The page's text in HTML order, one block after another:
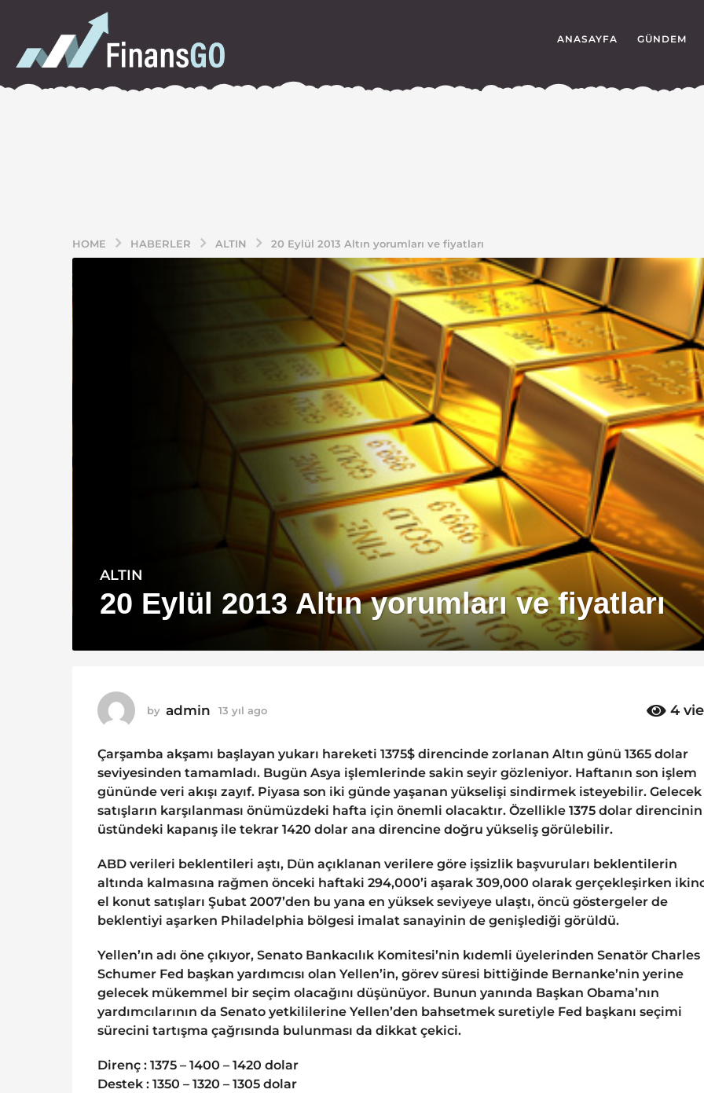
ANASAYFA GÜNDEM
HOME HABERLER ALTIN 20 Eylül 2013 Altın yorumları ve fiyatları
1
3
y
l
1
3
y
l
a
o
ALTIN
20 Eylül 2013 Altın yorumları ve fiyatları
by admin 13 yıl ago
ı
l
a
g
o
4
Çarşamba akşamı başlayan yukarı hareketi 1375$ direncinde zorlanan Altın günü 1365 dolar
seviyesinden tamamladı. Bugün Asya işlemlerinde sakin seyir gözleniyor. Haftanın son işlem
gününde veri akışı zayıf. Piyasa son iki günde yaşanan yükselişi sindirmek isteyebilir. Gelecek
satışların karşılanması önümüzdeki hafta için önemli olacaktır. Özellikle 1375 dolar direncinin
üstündeki kapanış ile tekrar 1420 dolar ana direncine doğru yükseliş görülebilir.
ABD verileri beklentileri aştı, Dün açıklanan verilere göre işsizlik başvuruları beklentilerin
altında kalmasına rağmen önceki haftaki 294,000’i aşarak 309,000 olarak gerçekleşirken
el konut satışları Şubat 2007’den bu yana en yüksek seviyeye ulaştı, öncü göstergeler de
beklentiyi aşarken Philadelphia bölgesi imalat sanayinin de genişlediği görüldü.
Yellen’ın adı öne çıkıyor, Senato Bankacılık Komitesi’nin kıdemli üyelerinden Senatör Charles
Schumer Fed başkan yardımcısı olan Yellen’in, görev süresi bittiğinde Bernanke’nin yerine
gelecek mükemmel bir seçim olacağını düşünüyor. Bunun yanında Başkan Obama’nın
yardımcılarının da Senato yetkililerine Yellen’den bahsetmek suretiyle Fed başkanı seçimi
sürecini tartışma çağrısında bulunması da dikkat çekici.
Direnç : 1375 – 1400 – 1420 dolar
Destek : 1350 – 1320 – 1305 dolar